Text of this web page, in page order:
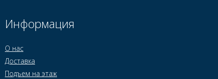
Информация
О нас
Доставка
Подъем на этаж